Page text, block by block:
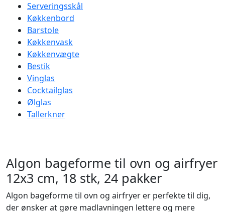
Serveringsskål
Køkkenbord
Barstole
Køkkenvask
Køkkenvægte
Bestik
Vinglas
Cocktailglas
Ølglas
Tallerkner
Algon bageforme til ovn og airfryer
12x3 cm, 18 stk, 24 pakker
Algon bageforme til ovn og airfryer er perfekte til dig,
der ønsker at gøre madlavningen lettere og mere